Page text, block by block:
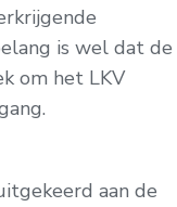
is wel dat de
om het LKV
aan de